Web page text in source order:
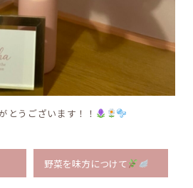
とうございます！！
野菜を味方につけて